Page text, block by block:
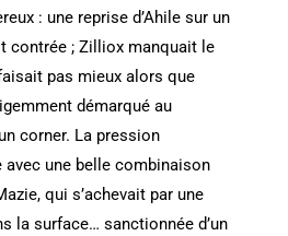
: une reprise d’Ahile sur un
contrée ; Zilliox manquait le
pas mieux alors que
démarqué au
corner. La pression
avec une belle combinaison
qui s’achevait par une
la surface… sanctionnée d’un